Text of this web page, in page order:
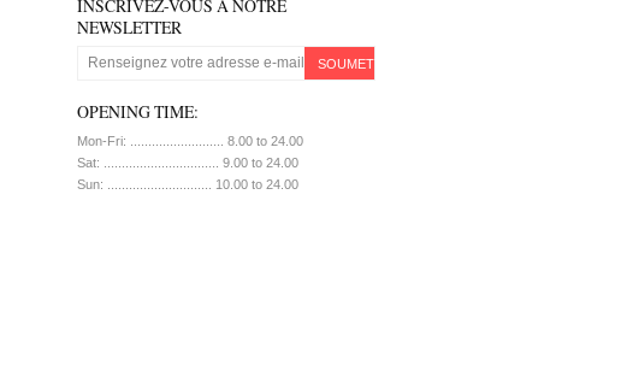
INSCRIVEZ-VOUS À NOTRE
NEWSLETTER
SOUMETTRE
OPENING TIME:
Mon-Fri: .......................... 8.00 to 24.00
Sat: ................................ 9.00 to 24.00
Sun: ............................. 10.00 to 24.00